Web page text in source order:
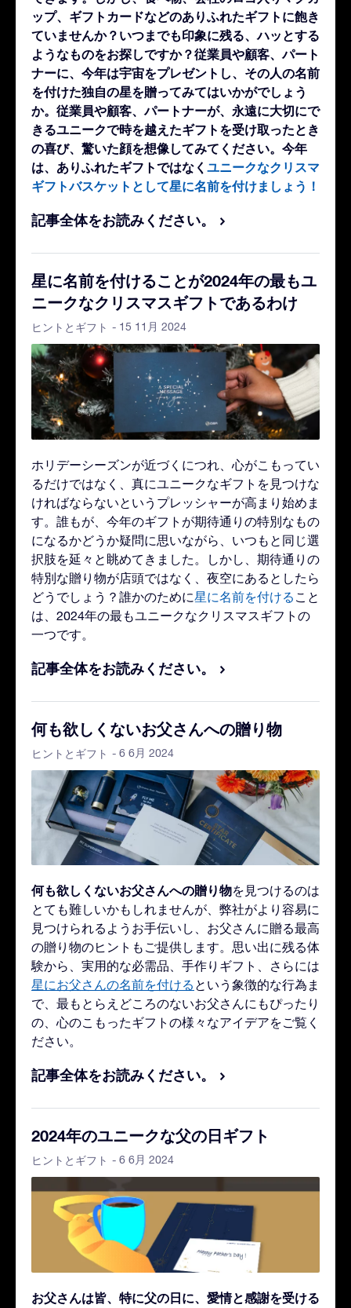
ップ、ギフトカードなどのありふれたギフトに飽き
ていませんか？いつまでも印象に残る、ハッとする
ようなものをお探しですか？従業員や顧客、パート
ナーに、今年は宇宙をプレゼントし、その人の名前
を付けた独自の星を贈ってみてはいかがでしょう
か。従業員や顧客、パートナーが、永遠に大切にで
きるユニークで時を越えたギフトを受け取ったとき
の喜び、驚いた顔を想像してみてください。今年
は、ありふれたギフトではなく ユニークなクリスマ
ギフトバスケットとして星に名前を付けましょう！
記事全体をお読みください。
星に名前を付けることが2024年の最もユ
ニークなクリスマスギフトであるわけ
ヒントとギフト - 15 11月 2024
ホリデーシーズンが近づくにつれ、心がこもってい
るだけではなく、真にユニークなギフトを見つけな
ければならないというプレッシャーが高まり始めま
す。誰もが、今年のギフトが期待通りの特別なもの
になるかどうか疑問に思いながら、いつもと同じ選
択肢を延々と眺めてきました。しかし、期待通りの
特別な贈り物が店頭ではなく、夜空にあるとしたら
どうでしょう？誰かのために星に名前を付ける こと
は、2024年の最もユニークなクリスマスギフトの
一つです。
記事全体をお読みください。
何も欲しくないお父さんへの贈り物
ヒントとギフト - 6 6月 2024
何も欲しくないお父さんへの贈り物を見つけるのは
とても難しいかもしれませんが、弊社がより容易に
見つけられるようお手伝いし、お父さんに贈る最高
の贈り物のヒントもご提供します。思い出に残る体
験から、実用的な必需品、手作りギフト、さらには
星にお父さんの名前を付ける という象徴的な行為ま
で、最もとらえどころのないお父さんにもぴったり
の、心のこもったギフトの様々なアイデアをご覧く
ださい。
記事全体をお読みください。
2024年のユニークな父の日ギフト
ヒントとギフト - 6 6月 2024
お父さんは皆、特に父の日に、愛情と感謝を受ける